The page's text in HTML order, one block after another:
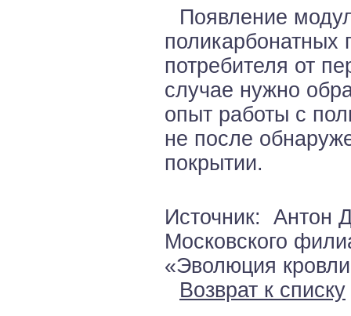
Появление
поликарбонатных
потребителя от
случае нужно
опыт работы с
не после
покрытии.
Источник: Антон
Московского
«Эволюция
Возврат к списку